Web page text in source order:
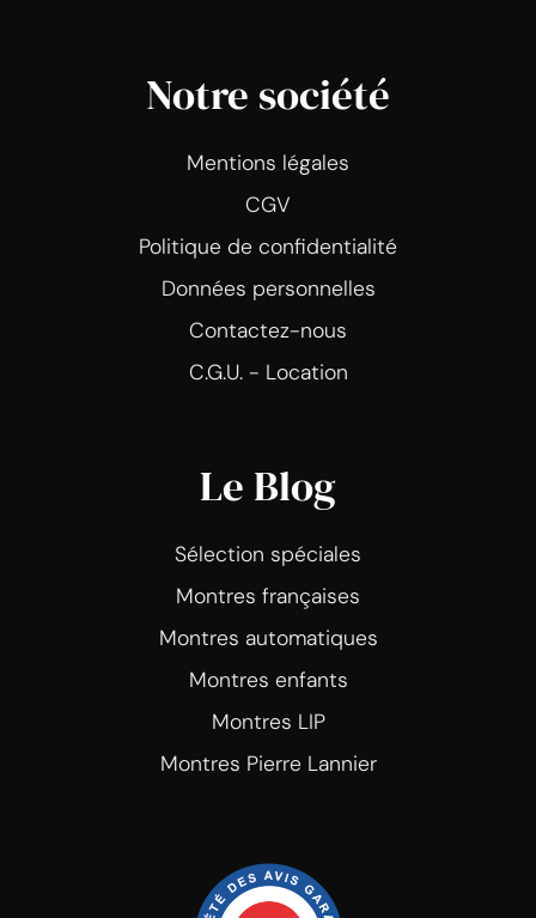
Notre société
Mentions légales
CGV
Politique de confidentialité
Données personnelles
Contactez-nous
C.G.U. - Location
Le Blog
Sélection spéciales
Montres françaises
Montres automatiques
Montres enfants
Montres LIP
Montres Pierre Lannier